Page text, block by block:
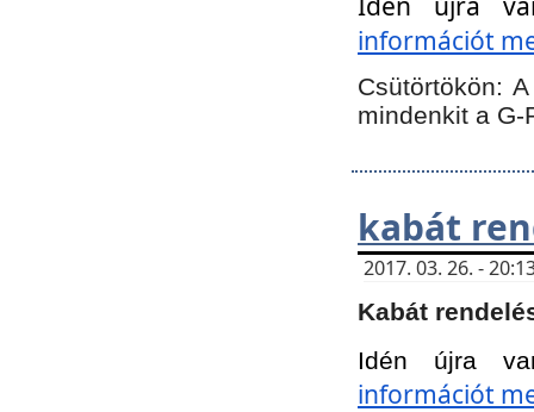
információt
Csütörtökön:A
mindenkit a G-
kabát
2017. 03. 26. -
Kabát
Idén újra
információt